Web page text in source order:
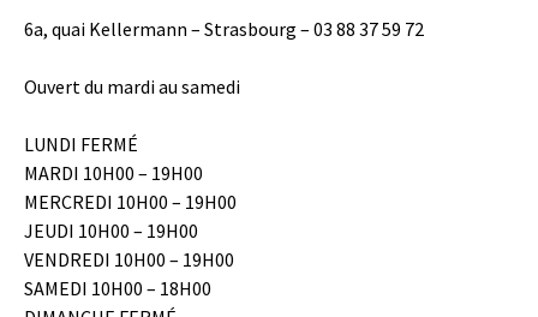
6a, quai Kellermann – Strasbourg – 03 88 37 59 72
Ouvert du mardi au samedi
LUNDI FERMÉ
MARDI 10H00 – 19H00
MERCREDI 10H00 – 19H00
JEUDI 10H00 – 19H00
VENDREDI 10H00 – 19H00
SAMEDI 10H00 – 18H00